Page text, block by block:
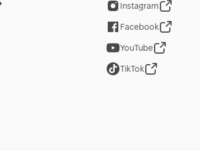
Instagram
Facebook
YouTube
TikTok